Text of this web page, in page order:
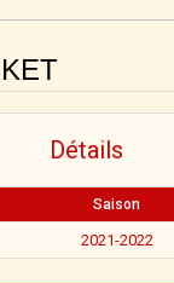
Détails
Saison
2021-2022